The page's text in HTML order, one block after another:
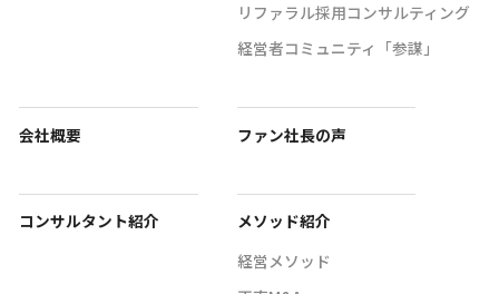
リファラル採用コンサルティング
経営者コミュニティ「参謀」
会社概要 ファン社長の声
コンサルタント紹介
メソッド紹介
経営メソッド